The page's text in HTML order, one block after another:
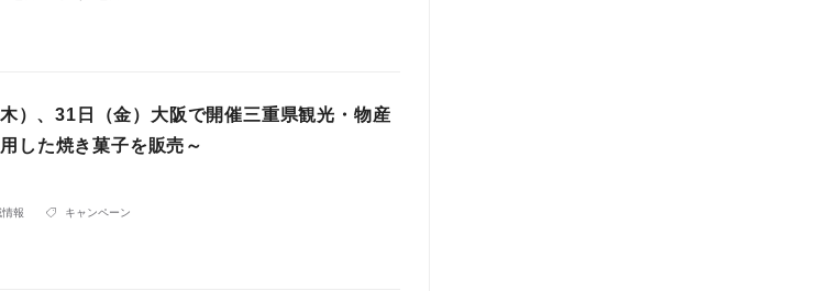
）、31日（金）大阪で開催三重県観光・物産
した焼き菓子を販売～
報 キャンペーン